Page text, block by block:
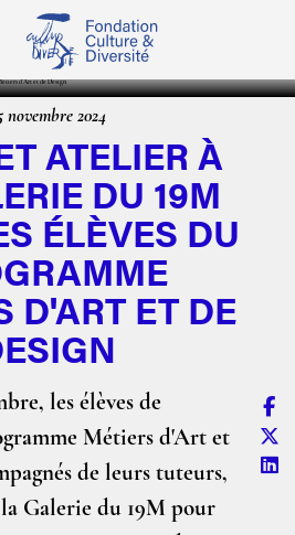
novembre 2024
ATELIER À
DU 19M
ÉLÈVES DU
D'ART ET DE
les élèves de
Métiers d'Art et
de leurs tuteurs,
Galerie du 19M pour